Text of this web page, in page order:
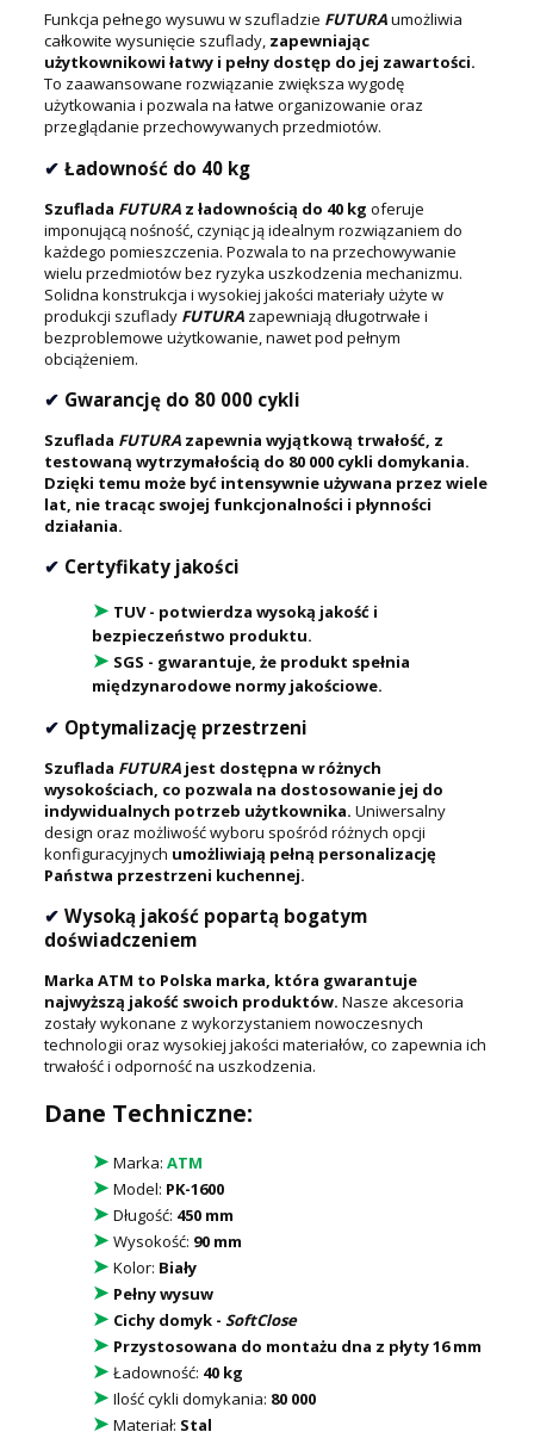
Funkcja pełnego wysuwu w szufladzie FUTURAumożliwia
całkowite wysunięcie szuflady, zapewniając
użytkownikowi łatwy i pełny dostęp do jej zawartości.
To zaawansowane rozwiązanie zwiększa wygodę
użytkowania i pozwala na łatwe organizowanie oraz
przeglądanie przechowywanych przedmiotów.
✔ Ładowność do 40 kg
Szuflada FUTURA z ładownością do 40 kg oferuje
imponującą nośność, czyniąc ją idealnym rozwiązaniem do
każdego pomieszczenia. Pozwala to na przechowywanie
wielu przedmiotów bez ryzyka uszkodzenia mechanizmu.
Solidna konstrukcja i wysokiej jakości materiały użyte w
produkcji szuflady FUTURA zapewniają długotrwałe i
bezproblemowe użytkowanie, nawet pod pełnym
obciążeniem.
✔ Gwarancję do 80 000 cykli
Szuflada FUTURA zapewnia wyjątkową trwałość, z
testowaną wytrzymałością do 80 000 cykli domykania.
Dzięki temu może być intensywnie używana przez wiele
lat, nie tracąc swojej funkcjonalności i płynności
działania.
✔ Certyfikaty jakości
➤ TUV - potwierdza wysoką jakość i
bezpieczeństwo produktu.
➤ SGS - gwarantuje, że produkt spełnia
międzynarodowe normy jakościowe.
✔ Optymalizację przestrzeni
Szuflada FUTURA jest dostępna w różnych
wysokościach, co pozwala na dostosowanie jej do
indywidualnych potrzeb użytkownika. Uniwersalny
design oraz możliwość wyboru spośród różnych opcji
konfiguracyjnych umożliwiają pełną personalizację
Państwa przestrzeni kuchennej.
✔ Wysoką jakość popartą bogatym
doświadczeniem
Marka ATM to Polska marka, która gwarantuje
najwyższą jakość swoich produktów. Nasze akcesoria
zostały wykonane z wykorzystaniem nowoczesnych
technologii oraz wysokiej jakości materiałów, co zapewnia ich
trwałość i odporność na uszkodzenia.
Dane Techniczne:
➤ Marka: ATM
➤ Model: PK-1600
➤ Długość: 450 mm
➤ Wysokość: 90 mm
➤ Kolor: Biały
➤ Pełny wysuw
➤ Cichy domyk - SoftClose
➤ Przystosowana do montażu dna z płyty 16 mm
➤ Ładowność: 40 kg
➤ Ilość cykli domykania: 80 000
➤ Materiał: Stal